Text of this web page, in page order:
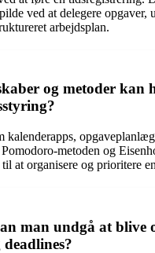
ved at delegere opgaver,
arbejdsplan.
og metoder kan
kalenderapps,
metoden og
at organisere og prioritere
man undgå at blive